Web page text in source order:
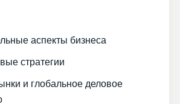
аспекты бизнеса
стратегии
и глобальное деловое